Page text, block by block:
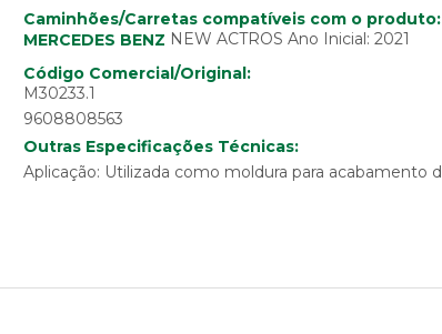
Caminhões/Carretas compatíveis com o produto:
MERCEDES BENZ NEW ACTROS Ano Inicial: 2021
Código Comercial/Original:
M30233.1
9608808563
Outras Especificações Técnicas:
Aplicação: Utilizada como moldura para acabamento